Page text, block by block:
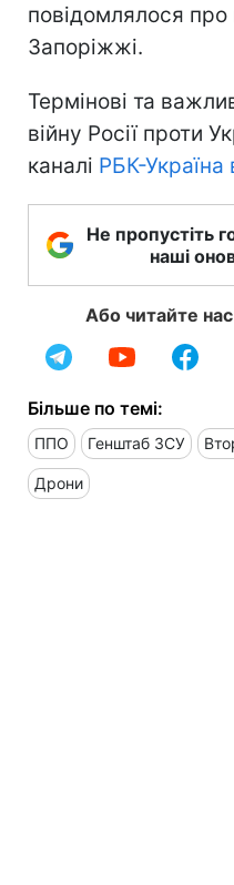
повідомлялося про
Запоріжжі.
Термінові та
війну Росії проти
каналі РБК-Україна
Не пропустіть
наші
Або читайте
Більше по темі:
ППО Генштаб ЗСУ
Дрони